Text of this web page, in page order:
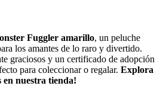
Fuggler amarillo, un peluche
los amantes de lo raro y divertido.
graciosos y un certificado de adopción
para coleccionar o regalar. Explora
en nuestra tienda!